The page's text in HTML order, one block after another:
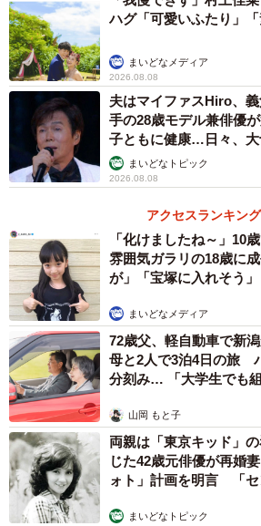
カメラに収めることができたのが、「
てはとても大きかったですね。
鈴子の人格形成に大きな影響を与える“肝っ玉
み） ©︎NHK
「少女時代編」では鈴子の人格
礎」をしっかりと描きたい
──鈴子の父・梅吉（柳葉敏郎）と母・
は、鈴子にとってどんな存在でしょう
ハグ「可愛いふたり」「
まいどなメディア
2026.08.08
夫はマイファスHiro、
手の28歳モデル兼俳優
子ともに健康…日々、大
まいどなトピック
2026.08.08
アクセスランキング
「化けましたね～」10
雰囲気ガラリの18歳に
が」「宝塚に入れそう」
まいどなメディア
72歳父、軽自動車で新
母と2人で3泊4日の旅
分刻み… 「大学生でも組
山岡 もと子
両親は「東京キッド」
じた42歳元俳優が再婚
ォト」計画を明言 「セ
まいどなトピック